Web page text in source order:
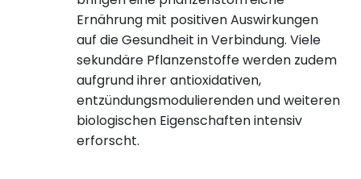
Ernährung mit positiven Auswirkungen
auf die Gesundheit in Verbindung. Viele
sekundäre Pflanzenstoffe werden zudem
aufgrund ihrer antioxidativen,
entzündungsmodulierenden und weiteren
biologischen Eigenschaften intensiv
erforscht.